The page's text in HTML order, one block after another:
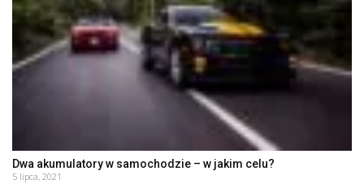
Dwa akumulatory w samochodzie – w jakim celu?
5 lipca, 2021